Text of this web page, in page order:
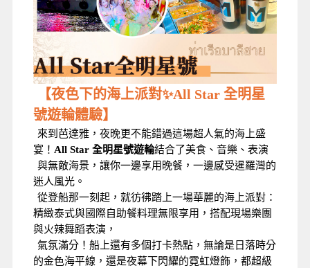
【夜色下的海上派對✨All Star全明星
號遊輪體驗】
來到芭達雅，夜晚更不能錯過這場超人氣的海上盛
宴！ All Star 全明星號遊輪結合了美食、音樂、表演
與無敵海景，讓你一邊享用晚餐，一邊感受暹羅灣的
迷人風光。
從登船那一刻起，就彷彿踏上一場華麗的海上派對：
精緻泰式與國際自助餐料理無限享用，搭配現場樂團
與火辣舞蹈表演，
氣氛滿分！船上還有多個打卡熱點，無論是日落時分
的金色海平線，還是夜幕下閃耀的霓虹燈飾，都超級